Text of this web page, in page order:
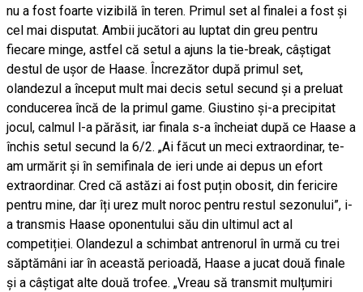
nu a fost foarte vizibilă în teren. Primul set al finalei a fost și
cel mai disputat. Ambii jucători au luptat din greu pentru
fiecare minge, astfel că setul a ajuns la tie-break, câștigat
destul de ușor de Haase. Încrezător după primul set,
olandezul a început mult mai decis setul secund și a preluat
conducerea încă de la primul game. Giustino și-a precipitat
jocul, calmul l-a părăsit, iar finala s-a încheiat după ce Haase a
închis setul secund la 6/2. „Ai făcut un meci extraordinar, te-
am urmărit și în semifinala de ieri unde ai depus un efort
extraordinar. Cred că astăzi ai fost puțin obosit, din fericire
pentru mine, dar îți urez mult noroc pentru restul sezonului”, i-
a transmis Haase oponentului său din ultimul act al
competiției. Olandezul a schimbat antrenorul în urmă cu trei
săptămâni iar în această perioadă, Haase a jucat două finale
și a câștigat alte două trofee. „Vreau să transmit mulțumiri